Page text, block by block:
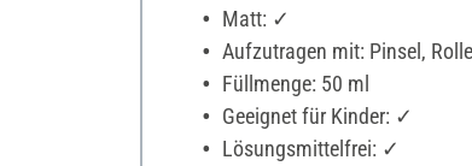
Matt: ✓
Aufzutragen mit: Pinsel,
Füllmenge: 50 ml
Geeignet für Kinder: ✓
Lösungsmittelfrei: ✓